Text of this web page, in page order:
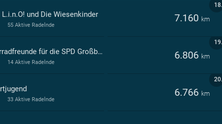
18.
und Die Wiesenkinder 7.160 km
55 Aktive Radelnde
19.
Fahrradfreunde für die SPD Großbeeren 6.806 km
14 Aktive Radelnde
20.
6.766 km
33 Aktive Radelnde